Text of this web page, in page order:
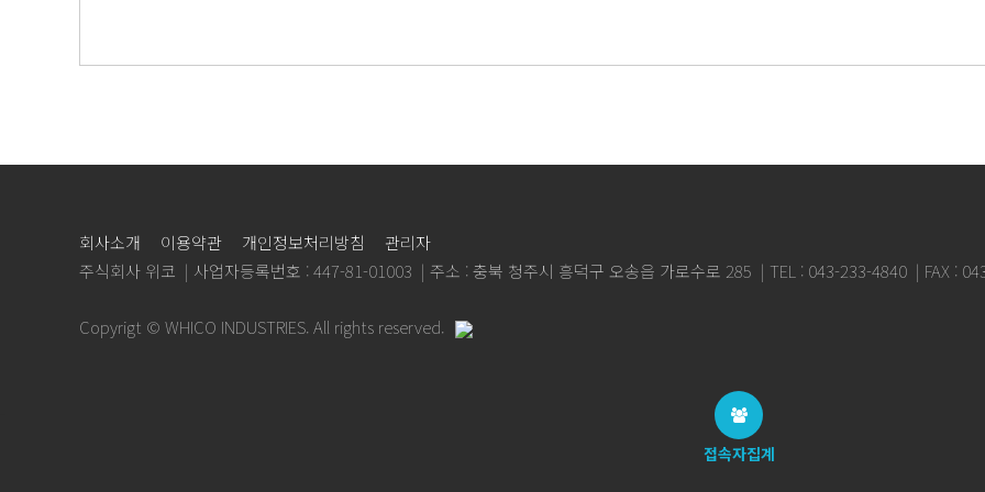
회사소개 이용약관 개인정보처리방침
관리자
주식회사 위코
사업자등록번호 : 447-81-01003 주소 : 충북 청주시 흥덕구 오송읍 가로수로 285 TEL : 043-233-4840 FAX :
Copyrigt © WHICO INDUSTRIES. All rights reserved.
접속자집계